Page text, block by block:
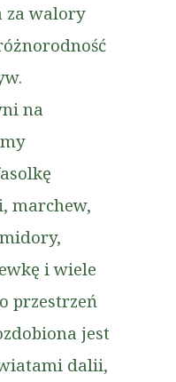
za walory
na
marchew,
i wiele
przestrzeń
jest
dalii,